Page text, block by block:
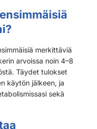
merkittäviä
arvoissa noin 4–8
Täydet tulokset
käytön jälkeen, ja
sekä